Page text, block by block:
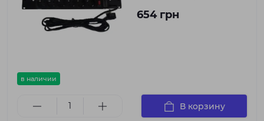
в наличии
654 грн
В корзину